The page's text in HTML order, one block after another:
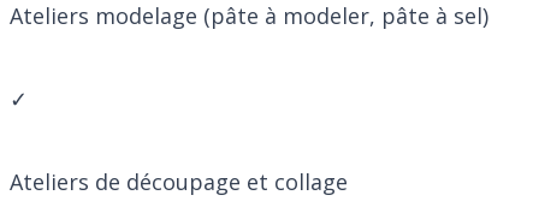
Ateliers modelage (pâte à modeler, pâte à sel)
✓
Ateliers de découpage et collage